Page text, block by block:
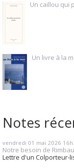
Un caillou qui
Un livre à la
Notes
vendredi 01 mai 2026
Notre besoin de
Lettre d'un Colporteur-